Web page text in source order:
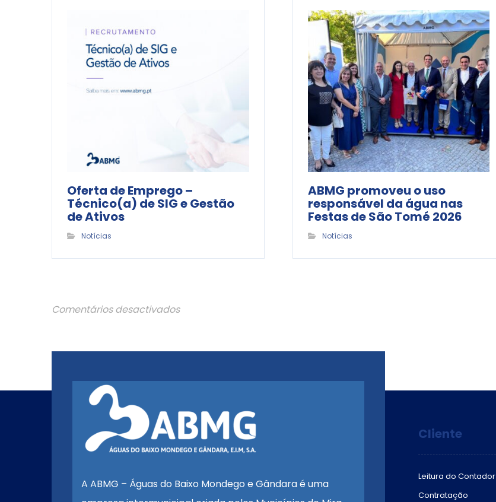
Oferta de Emprego –
Técnico(a) de SIG e Gestão
de Ativos
Notícias
ABMG promoveu o uso
responsável da água nas
Festas de São Tomé 2026
Notícias
Comentários desactivados
A ABMG – Águas do Baixo Mondego e Gândara é uma
Cliente
Leitura do Contador
Contratação